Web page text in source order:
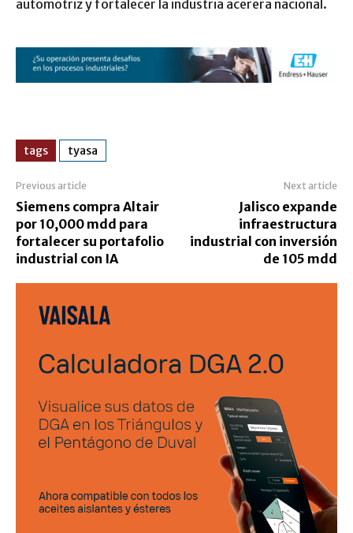
automotriz y fortalecer la industria acerera nacional.
tags tyasa
Previous article
Siemens compra Altair
por 10,000 mdd para
fortalecer su portafolio
industrial con IA
Next article
Jalisco expande
infraestructura
industrial con inversión
de 105 mdd